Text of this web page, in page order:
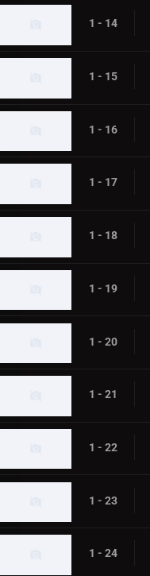
1 - 14
1 - 15
1 - 16
1 - 17
1 - 18
1 - 19
1 - 20
1 - 21
1 - 22
1 - 23
1 - 24